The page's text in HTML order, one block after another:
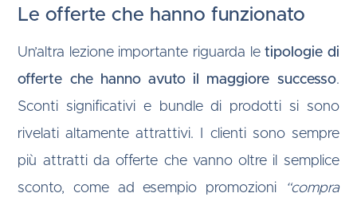
Le offerte che hanno funzionato
Un’altra lezione importante riguarda letipologie di
offerte che hanno avuto il maggiore successo.
Sconti significativi e bundle di prodotti si sono
rivelati altamente attrattivi. I clienti sono sempre
più attratti da offerte che vanno oltre il semplice
sconto, come ad esempio promozioni
“compra